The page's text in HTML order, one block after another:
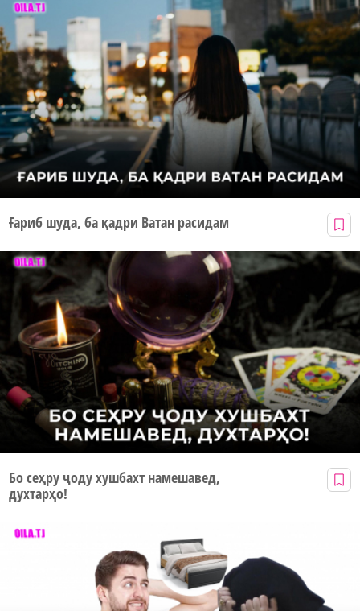
Ғариб шуда, ба қадри Ватан расидам
Бо сеҳру ҷоду хушбахт намешавед,
духтарҳо!